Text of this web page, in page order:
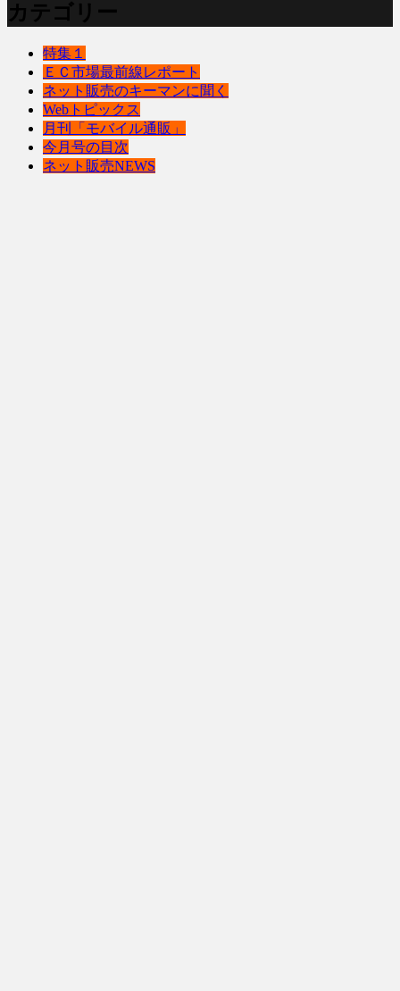
カテゴリー
特集１
ＥＣ市場最前線レポート
ネット販売のキーマンに聞く
Webトピックス
月刊「モバイル通販」
今月号の目次
ネット販売NEWS